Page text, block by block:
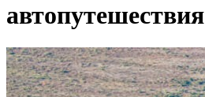
автопутешествия